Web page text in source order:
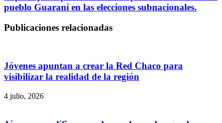
pueblo Guaraní en las elecciones subnacionales.
Publicaciones relacionadas
Jóvenes apuntan a crear la Red Chaco para
visibilizar la realidad de la región
4 julio, 2026